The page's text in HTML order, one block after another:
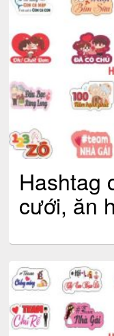
Hashtag
cưới, ăn